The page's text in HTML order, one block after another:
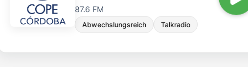
87.6 FM
Abwechslungsreich Talkradio